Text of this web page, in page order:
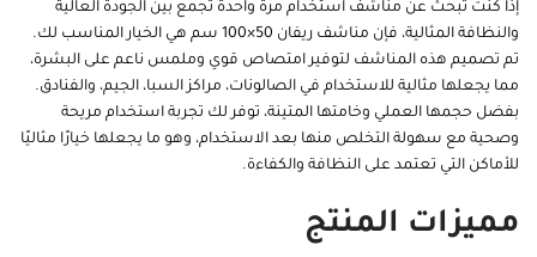
إذا كنت تبحث عن مناشف استخدام مرة واحدة تجمع بين الجودة العالية
والنظافة المثالية، فإن مناشف ريفان 50×100 سم هي الخيار المناسب لك.
تم تصميم هذه المناشف لتوفير امتصاص قوي وملمس ناعم على البشرة،
مما يجعلها مثالية للاستخدام في الصالونات، مراكز السبا، الجيم، والفنادق.
بفضل حجمها العملي وخامتها المتينة، توفر لك تجربة استخدام مريحة
وصحية مع سهولة التخلص منها بعد الاستخدام، وهو ما يجعلها خيارًا مثاليًا
للأماكن التي تعتمد على النظافة والكفاءة.
مميزات المنتج